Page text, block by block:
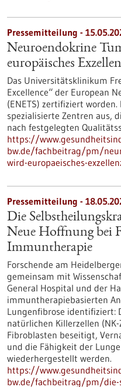
Pressemitteilung -
Neuroendokrine
europäisches
Das Universitätsklinikum
Excellence“ der European
(ENETS) zertifiziert
spezialisierte Zentren aus,
nach festgelegten
https://
bw.de/fachbeitrag/pm/
wird-europaeisches-
Pressemitteilung -
Die
Neue Hoffnung bei
Immuntherapie
Forschende am
gemeinsam mit
General Hospital und der
immuntherapiebasierten
Lungenfibrose identifiziert:
natürlichen Killerzellen
Fibroblasten beseitigt,
und die Fähigkeit der
wiederhergestellt werden.
https://
bw.de/fachbeitrag/pm/